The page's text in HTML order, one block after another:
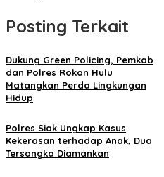
Posting Terkait
Dukung Green Policing, Pemkab
dan Polres Rokan Hulu
Matangkan Perda Lingkungan
Hidup
Polres Siak Ungkap Kasus
Kekerasan terhadap Anak, Dua
Tersangka Diamankan